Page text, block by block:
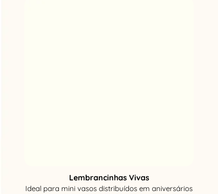
Lembrancinhas Vivas
Ideal para mini vasos distribuídos em aniversários